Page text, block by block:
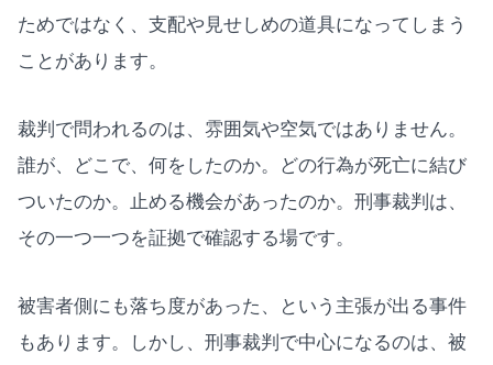
ためではなく、支配や見せしめの道具になってしまう
ことがあります。
裁判で問われるのは、雰囲気や空気ではありません。
誰が、どこで、何をしたのか。どの行為が死亡に結び
ついたのか。止める機会があったのか。刑事裁判は、
その一つ一つを証拠で確認する場です。
被害者側にも落ち度があった、という主張が出る事件
もあります。しかし、刑事裁判で中心になるのは、被